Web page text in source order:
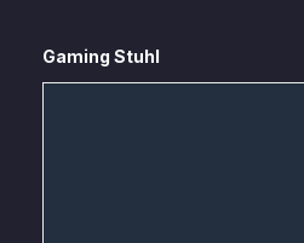
Gaming Stuhl